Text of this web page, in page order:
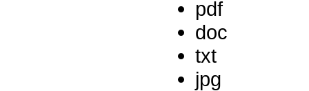
pdf
doc
txt
jpg